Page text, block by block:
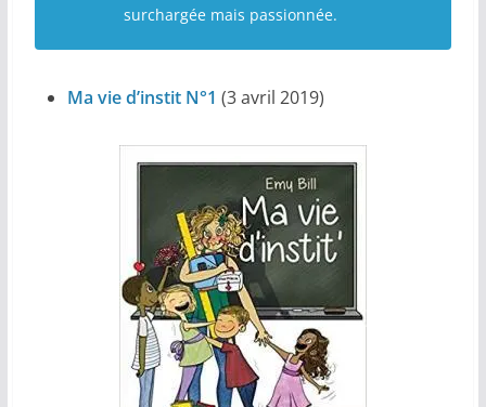
surchargée mais passionnée.
Ma vie d’instit N°1 (3 avril 2019)